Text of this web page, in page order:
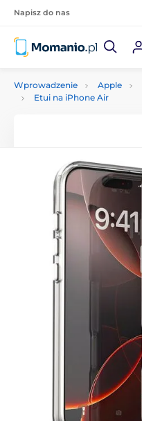
Napisz do nas
Wprowadzenie Apple
Etui na iPhone Air